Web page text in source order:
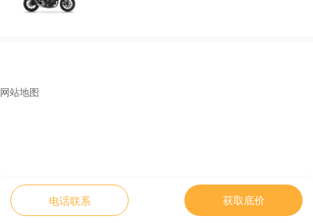
电话联系 获取底价
网站地图